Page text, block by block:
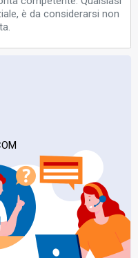
è da considerarsi non